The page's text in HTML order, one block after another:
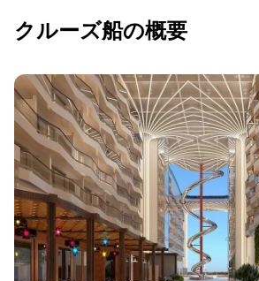
クルーズ船の概要